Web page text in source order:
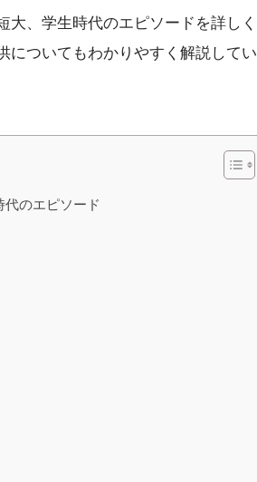
、学生時代のエピソードを詳しく
についてもわかりやすく解説してい
のエピソード